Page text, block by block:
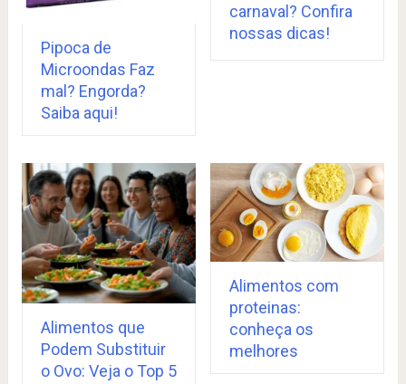
Pipoca de
Microondas Faz
mal? Engorda?
Saiba aqui!
carnaval? Confira
nossas dicas!
Alimentos que
Podem Substituir
o Ovo: Veja o Top 5
Alimentos com
proteinas:
conheça os
melhores